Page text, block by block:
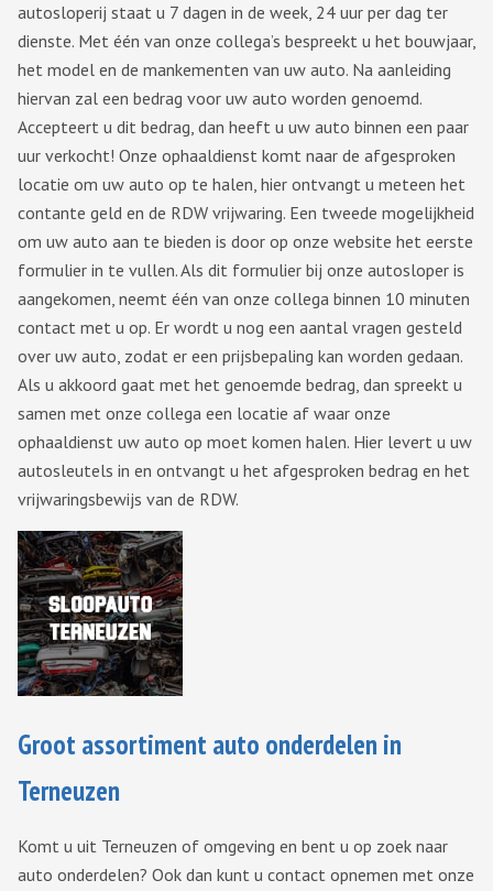
autosloperij staat u 7 dagen in de week, 24 uur per dag ter
dienste. Met één van onze collega’s bespreekt u het bouwjaar,
het model en de mankementen van uw auto. Na aanleiding
hiervan zal een bedrag voor uw auto worden genoemd.
Accepteert u dit bedrag, dan heeft u uw auto binnen een paar
uur verkocht! Onze ophaaldienst komt naar de afgesproken
locatie om uw auto op te halen, hier ontvangt u meteen het
contante geld en de RDW vrijwaring. Een tweede mogelijkheid
om uw auto aan te bieden is door op onze website het eerste
formulier in te vullen. Als dit formulier bij onze autosloper is
aangekomen, neemt één van onze collega binnen 10 minuten
contact met u op. Er wordt u nog een aantal vragen gesteld
over uw auto, zodat er een prijsbepaling kan worden gedaan.
Als u akkoord gaat met het genoemde bedrag, dan spreekt u
samen met onze collega een locatie af waar onze
ophaaldienst uw auto op moet komen halen. Hier levert u uw
autosleutels in en ontvangt u het afgesproken bedrag en het
vrijwaringsbewijs van de RDW.
Groot assortiment auto onderdelen in
Terneuzen
Komt u uit Terneuzen of omgeving en bent u op zoek naar
auto onderdelen? Ook dan kunt u contact opnemen met onze